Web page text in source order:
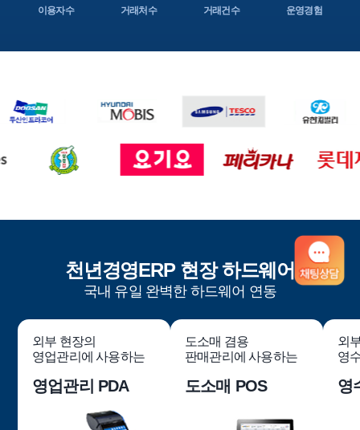
이용자수 거래처수 거래건수 운영경험
천년경영ERP 현장 하드웨어
국내 유일 완벽한 하드웨어 연동
외부 현장의
영업관리에 사용하는
영업관리 PDA
도소매 겸용
판매관리에 사용하는
도소매 POS
외
영
영